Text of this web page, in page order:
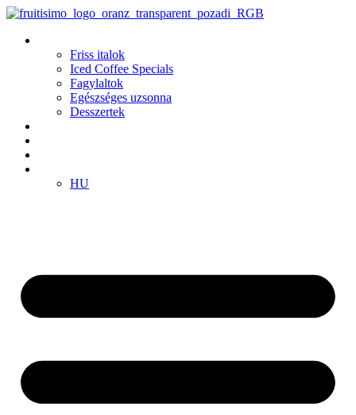
Ugrás
tartalomhoz
Friss italok
Iced Coffee Specials
Fagylaltok
Egészséges uzsonna
Desszertek
HU